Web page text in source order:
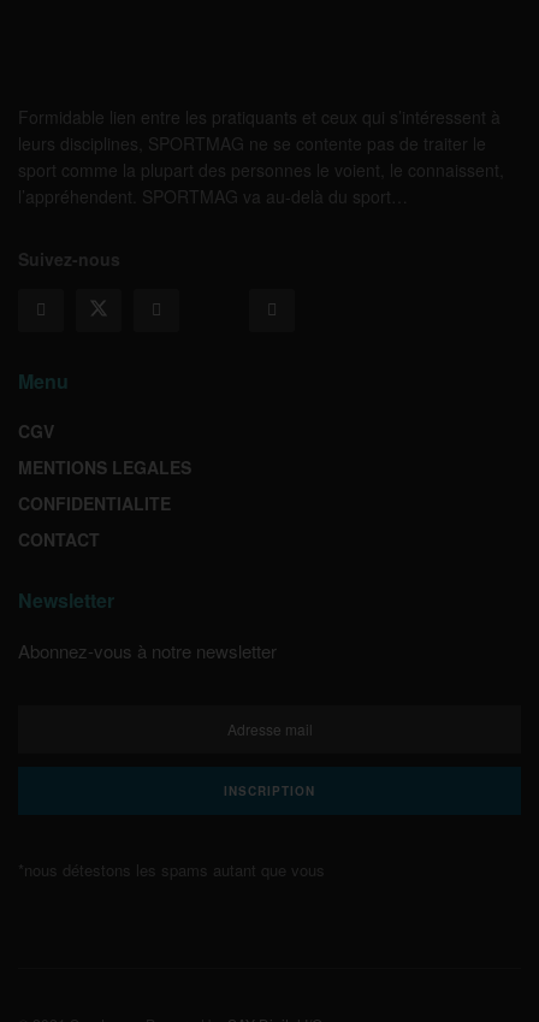
Formidable lien entre les pratiquants et ceux qui s’intéressent à
leurs disciplines, SPORTMAG ne se contente pas de traiter le
sport comme la plupart des personnes le voient, le connaissent,
l’appréhendent. SPORTMAG va au-delà du sport…
Suivez-nous
Menu
CGV
MENTIONS LEGALES
CONFIDENTIALITE
CONTACT
Newsletter
Abonnez-vous à notre newsletter
*nous détestons les spams autant que vous